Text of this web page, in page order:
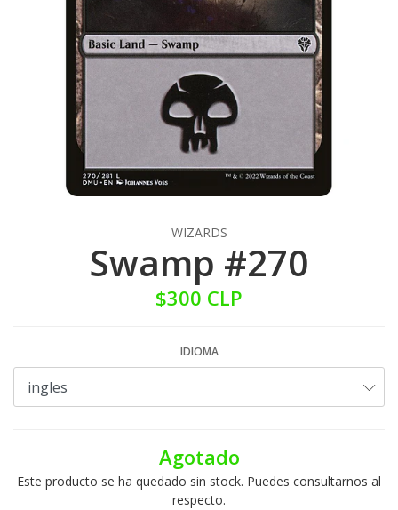
WIZARDS
Swamp #270
$300 CLP
IDIOMA
Agotado
Este producto se ha quedado sin stock. Puedes consultarnos al
respecto.